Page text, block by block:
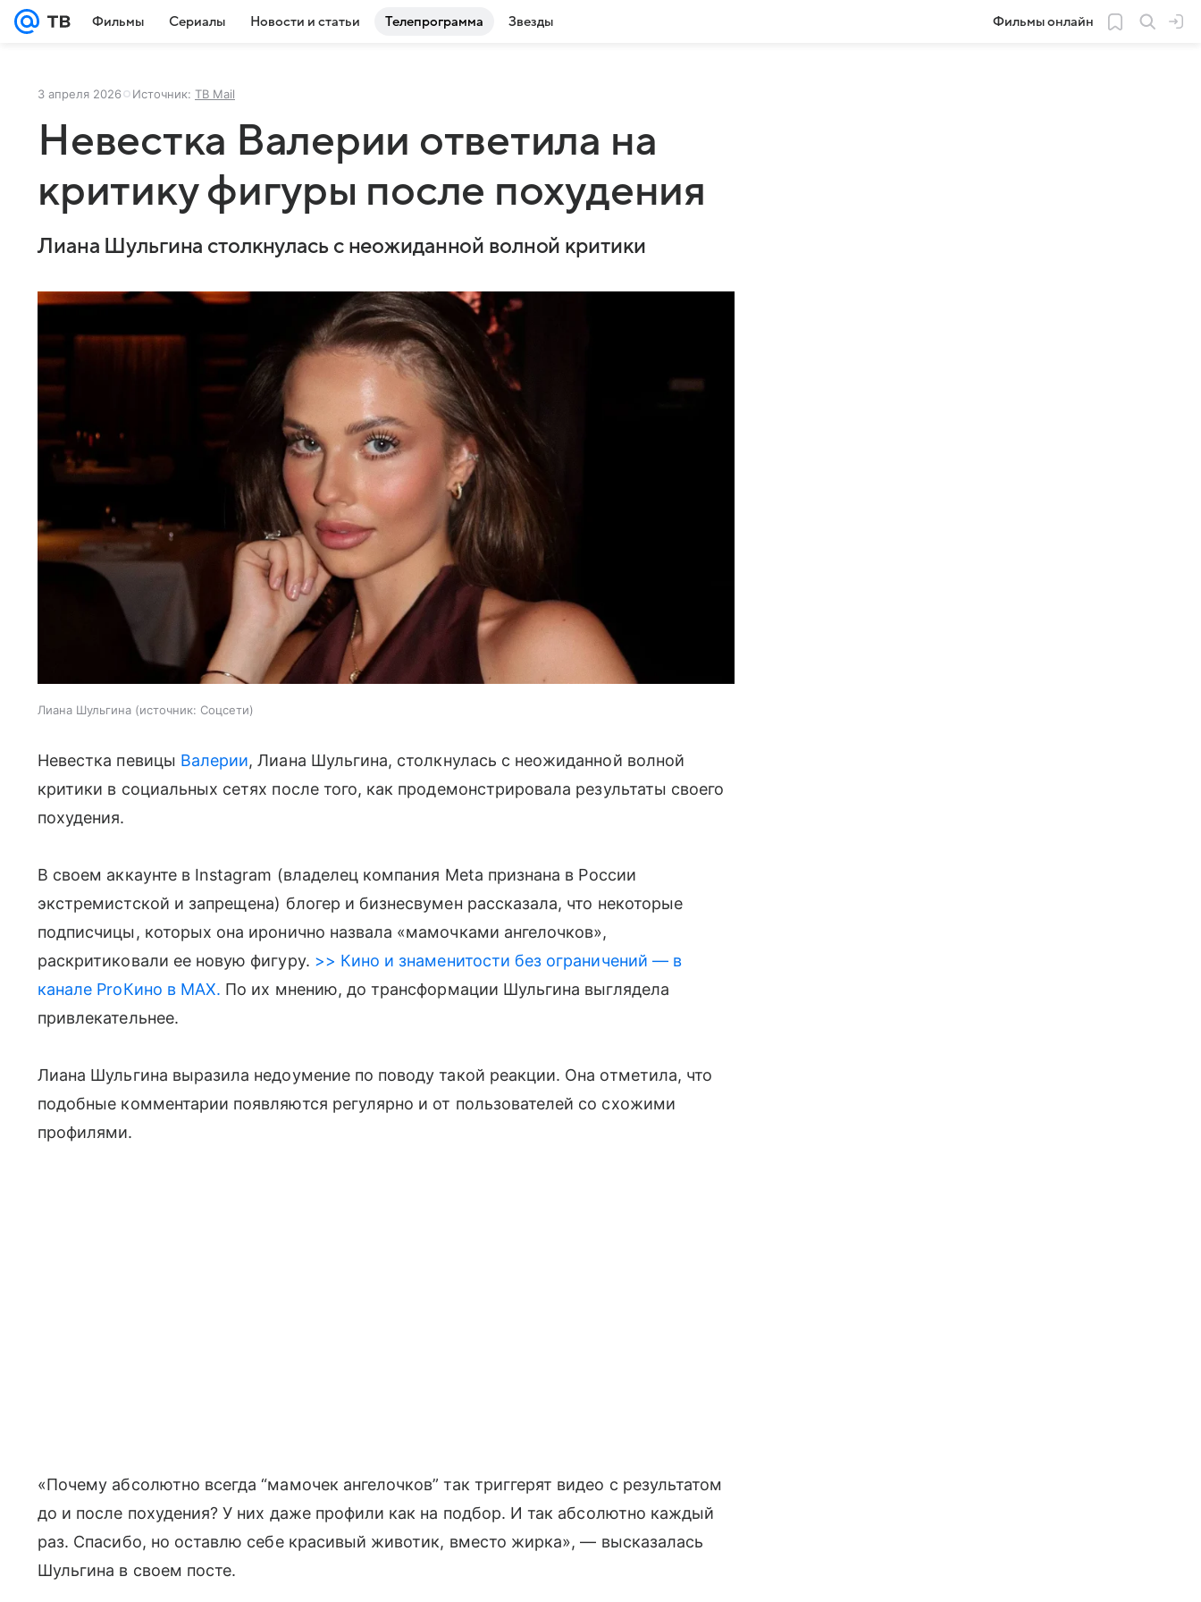
Фильмы Сериалы Новости и статьи Телепрограмма Звезды Фильмы онлайн
3 апреля 2026 Источник: ТВ Mail
Невестка Валерии ответила на
критику фигуры после похудения
Лиана Шульгина столкнулась с неожиданной волной критики
Лиана Шульгина источник: Соцсети
Невестка певицы Валерии, Лиана Шульгина, столкнулась с неожиданной волной
критики в социальных сетях после того, как продемонстрировала результаты своего
похудения.
В своем аккаунте в Instagram (владелец компания Meta признана в России
экстремистской и запрещена) блогер и бизнесвумен рассказала, что некоторые
подписчицы, которых она иронично назвала «мамочками ангелочков»,
раскритиковали ее новую фигуру. >> Кино и знаменитости без ограничений — в
канале ProКино в MAX. По их мнению, до трансформации Шульгина выглядела
привлекательнее.
Лиана Шульгина выразила недоумение по поводу такой реакции. Она отметила, что
подобные комментарии появляются регулярно и от пользователей со схожими
профилями.
«Почему абсолютно всегда “мамочек ангелочков” так триггерят видео с результатом
до и после похудения? У них даже профили как на подбор. И так абсолютно каждый
раз. Спасибо, но оставлю себе красивый животик, вместо жирка», — высказалась
Шульгина в своем посте.